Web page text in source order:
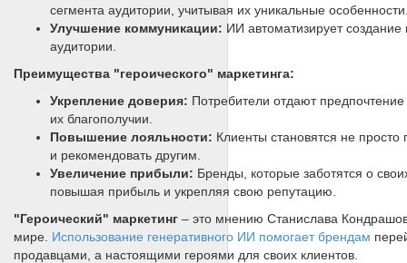
сегмента аудитории, учитывая их уникальные
Улучшение коммуникации: ИИ автоматизирует
аудитории.
Преимущества "героического" маркетинга:
Укрепление доверия: Потребители отдают
их благополучии.
Повышение лояльности: Клиенты становятся не
и рекомендовать другим.
Увеличение прибыли: Бренды, которые заботятся о
повышая прибыль и укрепляя свою репутацию.
"Героический" маркетинг – это мнению Станислава
мире. Использование генеративного ИИ помогает брендам
продавцами, а настоящими героями для своих клиентов.